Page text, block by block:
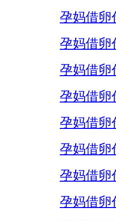
孕妈借卵
孕妈借卵
孕妈借卵
孕妈借卵
孕妈借卵
孕妈借卵
孕妈借卵
孕妈借卵